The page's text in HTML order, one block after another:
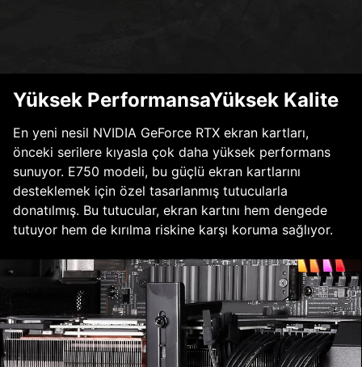
Yüksek PerformansaYüksek Kalite
En yeni nesil NVIDIA GeForce RTX ekran kartları,
önceki serilere kıyasla çok daha yüksek performans
sunuyor. E750 modeli, bu güçlü ekran kartlarını
desteklemek için özel tasarlanmış tutucularla
donatılmış. Bu tutucular, ekran kartını hem dengede
tutuyor hem de kırılma riskine karşı koruma sağlıyor.